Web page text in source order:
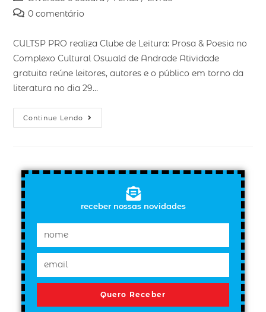
0 comentário
CULTSP PRO realiza Clube de Leitura: Prosa & Poesia no
Complexo Cultural Oswald de Andrade Atividade
gratuita reúne leitores, autores e o público em torno da
literatura no dia 29…
Continue Lendo
receber nossas novidades
Quero Receber